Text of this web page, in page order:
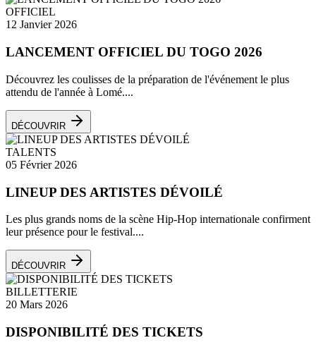
OFFICIEL
12 Janvier 2026
LANCEMENT OFFICIEL DU TOGO 2026
Découvrez les coulisses de la préparation de l'événement le plus
attendu de l'année à Lomé....
DÉCOUVRIR
TALENTS
05 Février 2026
LINEUP DES ARTISTES DÉVOILÉ
Les plus grands noms de la scène Hip-Hop internationale confirment
leur présence pour le festival....
DÉCOUVRIR
BILLETTERIE
20 Mars 2026
DISPONIBILITÉ DES TICKETS